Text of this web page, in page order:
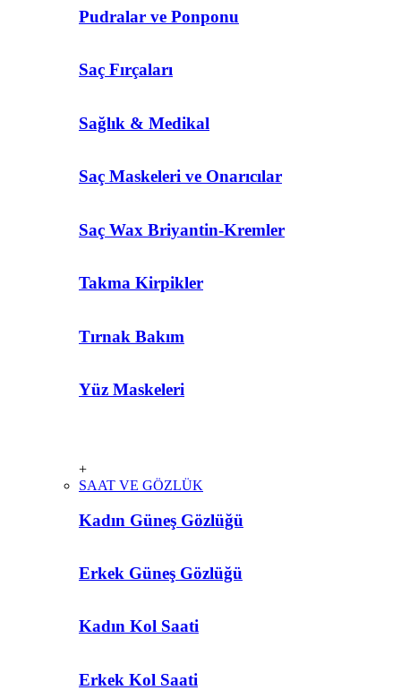
Pudralar ve Ponponu
Saç Fırçaları
Sağlık & Medikal
Saç Maskeleri ve Onarıcılar
Saç Wax Briyantin-Kremler
Takma Kirpikler
Tırnak Bakım
Yüz Maskeleri
+
SAAT VE GÖZLÜK
Kadın Güneş Gözlüğü
Erkek Güneş Gözlüğü
Kadın Kol Saati
Erkek Kol Saati